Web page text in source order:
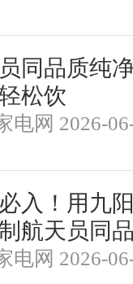
同品质纯
松饮
电网 2026-
入！用九
航天员同
电网 2026-